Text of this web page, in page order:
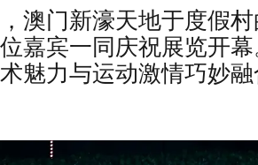
澳门新濠天地于度假
嘉宾一同庆祝展览开
魅力与运动激情巧妙